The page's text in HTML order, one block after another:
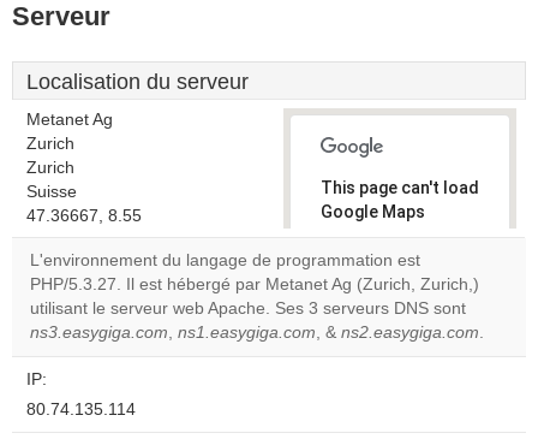
Serveur
Localisation du serveur
Metanet Ag
Zurich
Zurich
Suisse
47.36667, 8.55
This page can't load
Google Maps
correctly.
Do you
own this
website?
OK
L'environnement du langage de programmation est
PHP/5.3.27. Il est hébergé par Metanet Ag (Zurich, Zurich,)
utilisant le serveur web Apache. Ses 3 serveurs DNS sont
ns3.easygiga.com, ns1.easygiga.com, & ns2.easygiga.com.
IP:
80.74.135.114